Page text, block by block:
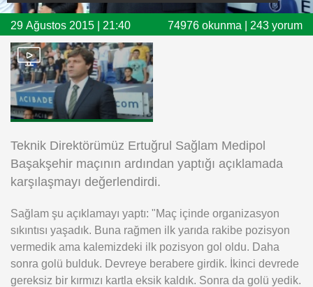
Twitter
Instagram
Android
29 Ağustos 2015 | 21:40 74976 okunma | 243 yorum
Teknik Direktörümüz Ertuğrul Sağlam Medipol
Başakşehir maçının ardından yaptığı açıklamada
karşılaşmayı değerlendirdi.
Sağlam şu açıklamayı yaptı: "Maç içinde organizasyon
sıkıntısı yaşadık. Buna rağmen ilk yarıda rakibe pozisyon
vermedik ama kalemizdeki ilk pozisyon gol oldu. Daha
sonra golü bulduk. Devreye berabere girdik. İkinci devrede
gereksiz bir kırmızı kartla eksik kaldık. Sonra da golü yedik.